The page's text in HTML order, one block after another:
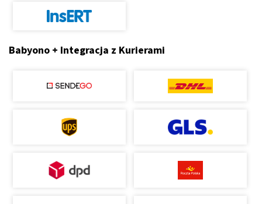
Babyono + Integracja z Kurierami